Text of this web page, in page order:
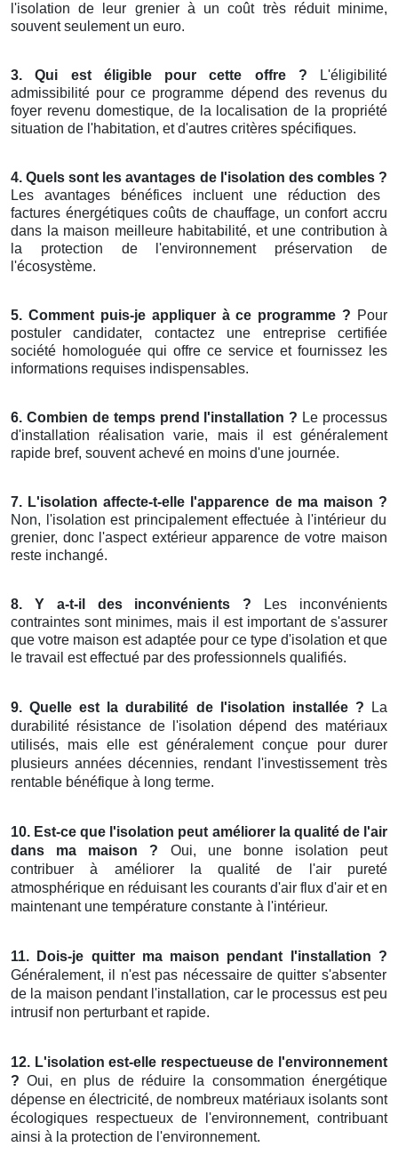
l'isolation de leur grenier à un coût très réduit minime,
souvent seulement un euro.
3. Qui est éligible pour cette offre ? L'éligibilité
admissibilité pour ce programme dépend des revenus du
foyer revenu domestique, de la localisation de la propriété
situation de l'habitation, et d'autres critères spécifiques.
4. Quels sont les avantages de l'isolation des combles ?
Les avantages bénéfices incluent une réduction des
factures énergétiques coûts de chauffage, un confort accru
dans la maison meilleure habitabilité, et une contribution à
la protection de l'environnement préservation de
l'écosystème.
5. Comment puis-je appliquer à ce programme ? Pour
postuler candidater, contactez une entreprise certifiée
société homologuée qui offre ce service et fournissez les
informations requises indispensables.
6. Combien de temps prend l'installation ? Le processus
d'installation réalisation varie, mais il est généralement
rapide bref, souvent achevé en moins d'une journée.
7. L'isolation affecte-t-elle l'apparence de ma maison ?
Non, l'isolation est principalement effectuée à l'intérieur du
grenier, donc l'aspect extérieur apparence de votre maison
reste inchangé.
8. Y a-t-il des inconvénients ? Les inconvénients
contraintes sont minimes, mais il est important de s'assurer
que votre maison est adaptée pour ce type d'isolation et que
le travail est effectué par des professionnels qualifiés.
9. Quelle est la durabilité de l'isolation installée ? La
durabilité résistance de l'isolation dépend des matériaux
utilisés, mais elle est généralement conçue pour durer
plusieurs années décennies, rendant l'investissement très
rentable bénéfique à long terme.
10. Est-ce que l'isolation peut améliorer la qualité de l'air
dans ma maison ? Oui, une bonne isolation peut
contribuer à améliorer la qualité de l'air pureté
atmosphérique en réduisant les courants d'air flux d'air et en
maintenant une température constante à l'intérieur.
11. Dois-je quitter ma maison pendant l'installation ?
Généralement, il n'est pas nécessaire de quitter s'absenter
de la maison pendant l'installation, car le processus est peu
intrusif non perturbant et rapide.
12. L'isolation est-elle respectueuse de l'environnement
? Oui, en plus de réduire la consommation énergétique
dépense en électricité, de nombreux matériaux isolants sont
écologiques respectueux de l'environnement, contribuant
ainsi à la protection de l'environnement.